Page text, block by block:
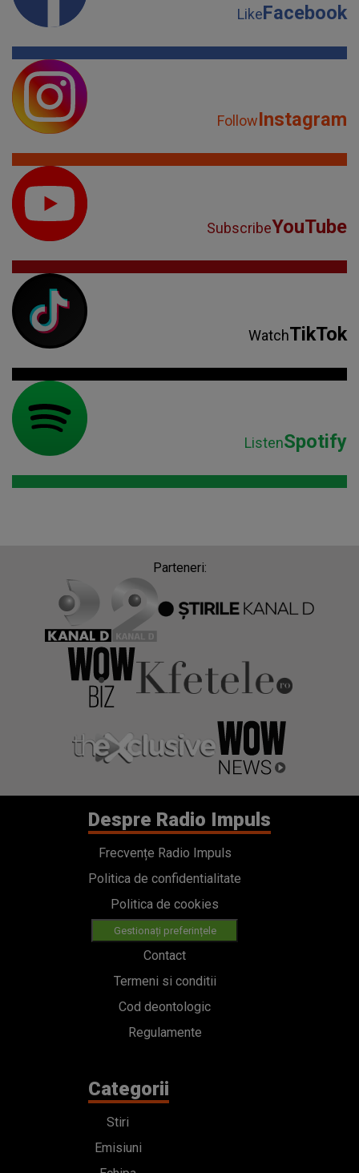
LikeFacebook
FollowInstagram
SubscribeYouTube
WatchTikTok
ListenSpotify
Parteneri:
Despre Radio Impuls
Frecvențe Radio Impuls
Politica de confidentialitate
Politica de cookies
Gestionați preferințele
Contact
Termeni si conditii
Cod deontologic
Regulamente
Categorii
Stiri
Emisiuni